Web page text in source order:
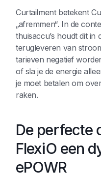
Curtailment betekent
„afremmen“. In de
thuisaccu’s houdt dit in
terugleveren van
tarieven negatief
of sla je de energie
je moet betalen om
raken.
De perfecte
FlexiO een
ePOWR